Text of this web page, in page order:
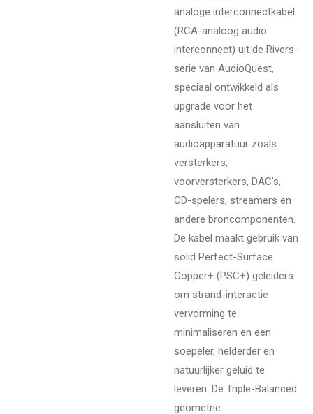
analoge interconnectkabel
(RCA-analoog audio
interconnect) uit de Rivers-
serie van AudioQuest,
speciaal ontwikkeld als
upgrade voor het
aansluiten van
audioapparatuur zoals
versterkers,
voorversterkers, DAC's,
CD-spelers, streamers en
andere broncomponenten.
De kabel maakt gebruik van
solid Perfect-Surface
Copper+ (PSC+) geleiders
om strand-interactie
vervorming te
minimaliseren en een
soepeler, helderder en
natuurlijker geluid te
leveren. De Triple-Balanced
geometrie